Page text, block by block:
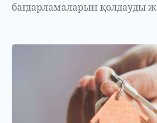
бағдарламаларын қолдауды